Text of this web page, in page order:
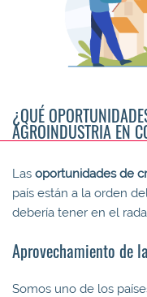
¿QUÉ
AGROINDUSTRIA EN
Las oportunidades de
país están a la orden
debería tener en el
Aprovechamiento de
Somos uno de los